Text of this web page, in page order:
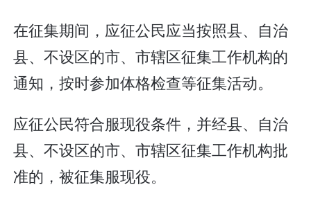
在征集期间，应征公民应当按照县、自治
县、不设区的市、市辖区征集工作机构的
通知，按时参加体格检查等征集活动。
应征公民符合服现役条件，并经县、自治
县、不设区的市、市辖区征集工作机构批
准的，被征集服现役。